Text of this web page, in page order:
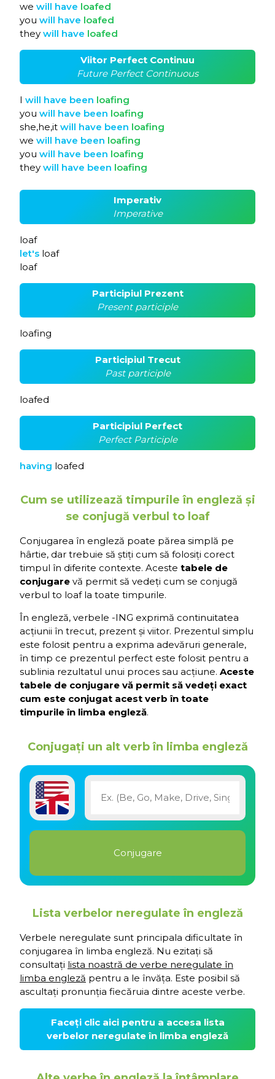
we will have loafed
you will have loafed
they will have loafed
Viitor Perfect Continuu
Future Perfect Continuous
I will have been loafing
you will have been loafing
she,he,it will have been loafing
we will have been loafing
you will have been loafing
they will have been loafing
Imperativ
Imperative
loaf
let's loaf
loaf
Participiul Prezent
Present participle
loafing
Participiul Trecut
Past participle
loafed
Participiul Perfect
Perfect Participle
having loafed
Cum se utilizează timpurile în engleză și
se conjugă verbul to loaf
Conjugarea în engleză poate părea simplă pe
hârtie, dar trebuie să știți cum să folosiți corect
timpul în diferite contexte. Aceste tabele de
conjugare vă permit să vedeți cum se conjugă
verbul to loaf la toate timpurile.
În engleză, verbele -ING exprimă continuitatea
acțiunii în trecut, prezent și viitor. Prezentul simplu
este folosit pentru a exprima adevăruri generale,
în timp ce prezentul perfect este folosit pentru a
sublinia rezultatul unui proces sau acțiune. Aceste
tabele de conjugare vă permit să vedeți exact
cum este conjugat acest verb în toate
timpurile în limba engleză.
Conjugați un alt verb în limba engleză
Lista verbelor neregulate în engleză
Verbele neregulate sunt principala dificultate în
conjugarea în limba engleză. Nu ezitați să
consultați lista noastră de verbe neregulate în
limba engleză pentru a le învăța. Este posibil să
ascultați pronunția fiecăruia dintre aceste verbe.
Faceți clic aici pentru a accesa lista
verbelor neregulate în limba engleză